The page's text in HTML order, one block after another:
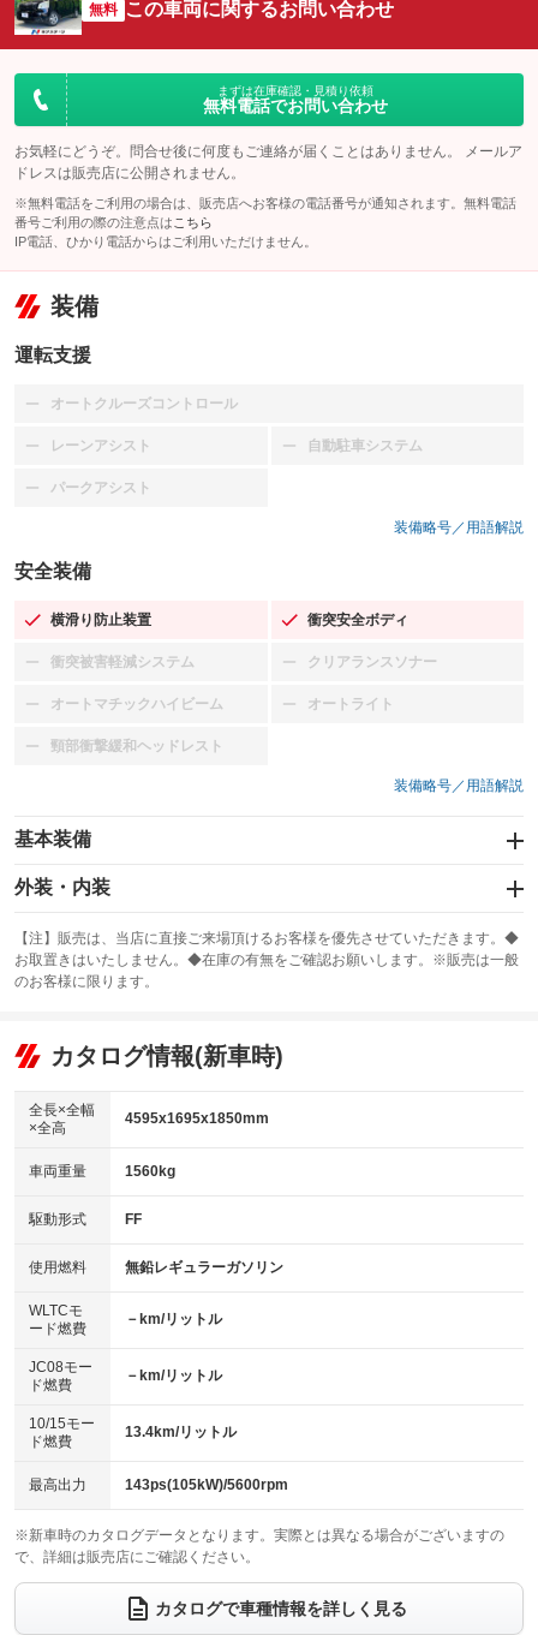
無料 この車両に関するお問い合わせ
まずは在庫確認・見積り依頼
無料電話でお問い合わせ
お気軽にどうぞ。問合せ後に何度もご連絡が届くことはありません。 メールア
ドレスは販売店に公開されません。
※無料電話をご利用の場合は、販売店へお客様の電話番号が通知されます。無料電話
番号ご利用の際の注意点は こちら
IP電話、ひかり電話からはご利用いただけません。
装備
運転支援
オートクルーズコントロール
：装備なし
レーンアシスト
：装備なし 自動駐車システム
：装備なし
パークアシスト
：装備なし
装備略号／用語解説
安全装備
横滑り防止装置
：装備あり 衝突安全ボディ
：装備あり
衝突被害軽減システム
：装備なし クリアランスソナー
：装備なし
オートマチックハイビーム
：装備なし オートライト
：装備なし
頸部衝撃緩和ヘッドレスト
：装備なし
装備略号／用語解説
基本装備
エアバッグ：運転席/助手席
：装備あり
：装備あり
サンルーフ
：装備なし ABS
リフトアップ
：装備なし
：装備なし
パワーウィンドウ
アイドリングストップ
：装備なし
USB入力端子
：装備なし
100V電源
：装備なし
センターデフロック
：装備なし
電動格納ミラー
：装備あり
外装・内装
カーナビ：HDDナビ
：装備あり
TV：フルセグ
：装備あり
ビジュアル：-／DVD再生
：装備あり
：装備あり
革シート
キーレス
HID(キセノンライト)
：装備あり
バックカメラ
：装備あり
エアロ
：装備なし
：装備なし
パワーシート
ベンチシート
：装備なし
チップアップシート
：装備なし
：装備なし ：装備なし
ウォークスルー
：装備なし
電動リアゲート フロントカメラ
：装備なし
【注】販売は、当店に直接ご来場頂けるお客様を優先させていただきます。◆
お取置きはいたしません。◆在庫の有無をご確認お願いします。※販売は一般
のお客様に限ります。
カタログ情報(新車時)
全長×全幅
×全高
4595x1695x1850mm
車両重量 1560kg
駆動形式 FF
使用燃料 無鉛レギュラーガソリン
WLTCモ
ード燃費
－km/リットル
JC08モー
ド燃費
－km/リットル
10/15モー
ド燃費
13.4km/リットル
最高出力 143ps(105kW)/5600rpm
※新車時のカタログデータとなります。実際とは異なる場合がございますの
で、詳細は販売店にご確認ください。
カタログで車種情報を詳しく見る